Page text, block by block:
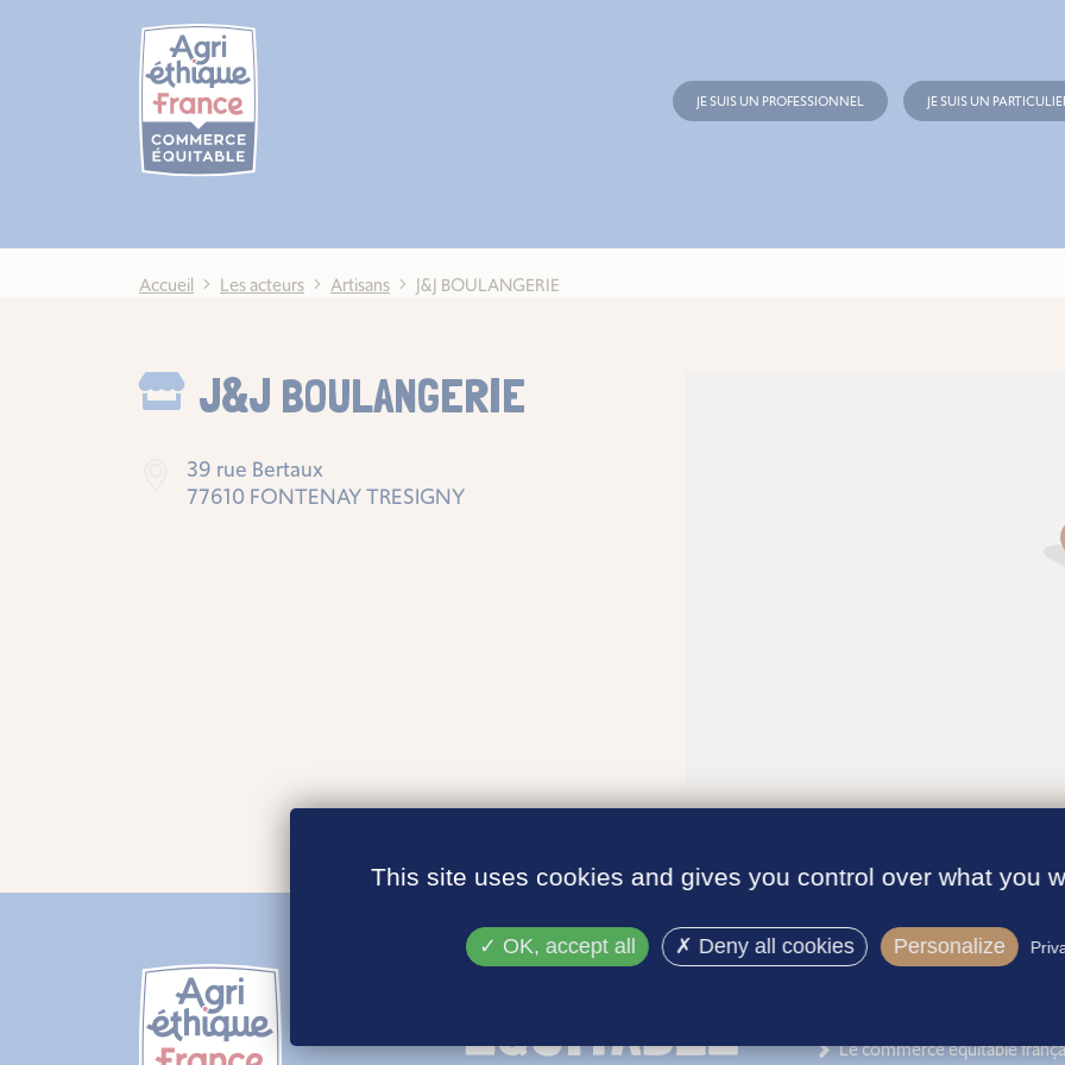
JE SUIS UN PROFESSIONNEL JE SUIS UN
Accueil Les acteurs Artisans J&J BOULANGERIE
J&J BOULANGERIE
39 rue Bertaux
77610 FONTENAY TRESIGNY
Le commerce équitable
This site uses cookies and gives you control over what you
OK, accept all Deny all cookies Personalize